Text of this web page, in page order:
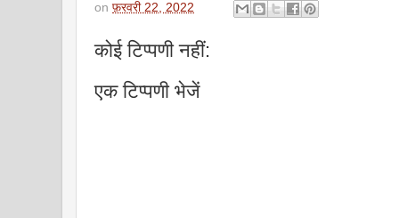
on फ़रवरी 22, 2022
कोई टिप्पणी नहीं:
एक टिप्पणी भेजें